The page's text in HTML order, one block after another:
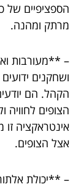
הספציפיים של
מרתק ומהנה.
– **מעורבות
ושחקנים
הקהל. הם
הצופים
אינטראקציה זו
אצל הצופים.
– **יכולת